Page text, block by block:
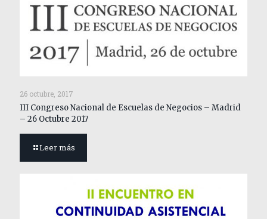
26 octubre, 2017
III Congreso Nacional de Escuelas de Negocios – Madrid
– 26 Octubre 2017
Leer más